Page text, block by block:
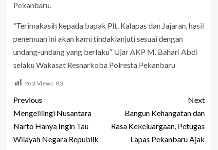
Pekanbaru.
“Terimakasih kepada bapak Plt. Kalapas dan Jajaran, hasil
penemuan ini akan kami tindaklanjuti sesuai dengan
undang-undang yang berlaku” Ujar AKP M. Bahari Abdi
selaku Wakasat Resnarkoba Polresta Pekanbaru
Post Views: 80
Previous
Mengelilingi Nusantara
Narto Hanya Ingin Tau
Wilayah Negara Republik
Next
Bangun Kehangatan dan
Rasa Kekeluargaan, Petugas
Lapas Pekanbaru Ajak